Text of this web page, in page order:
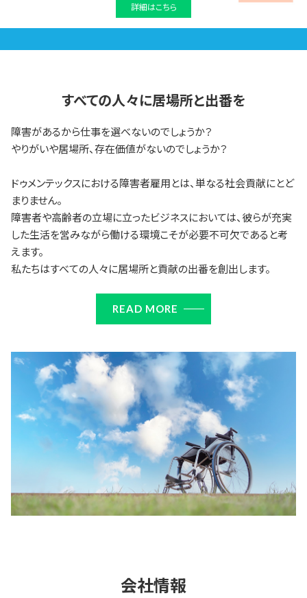
詳細はこちら
すべての人々に居場所と出番を
障害があるから仕事を選べないのでしょうか？
やりがいや居場所、存在価値がないのでしょうか？
ドゥメンテックスにおける障害者雇用とは、単なる社会貢献にとど
まりません。
障害者や高齢者の立場に立ったビジネスにおいては、彼らが充実
した生活を営みながら働ける環境こそが必要不可欠であると考
えます。
私たちはすべての人々に居場所と貢献の出番を創出します。
READ MORE
会社情報